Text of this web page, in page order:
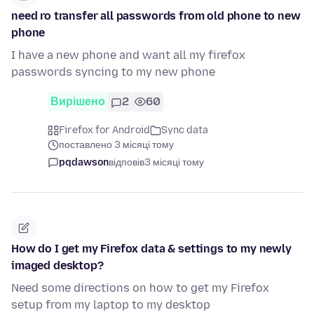
need ro transfer all passwords from old phone to new
phone
I have a new phone and want all my firefox
passwords syncing to my new phone
Вирішено 2 60
Firefox for Android
Sync data
поставлено 3 місяці тому
pqdawsonвідповів3 місяці тому
How do I get my Firefox data & settings to my newly
imaged desktop?
Need some directions on how to get my Firefox
setup from my laptop to my desktop